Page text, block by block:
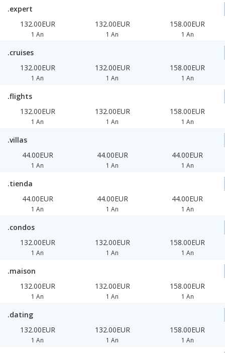
.expert
132.00EUR
1 An
132.00EUR
1 An
158.00EUR
1 An
.cruises
132.00EUR
1 An
132.00EUR
1 An
158.00EUR
1 An
.flights
132.00EUR
1 An
132.00EUR
1 An
158.00EUR
1 An
.villas
44.00EUR
1 An
44.00EUR
1 An
44.00EUR
1 An
.tienda
44.00EUR
1 An
44.00EUR
1 An
44.00EUR
1 An
.condos
132.00EUR
1 An
132.00EUR
1 An
158.00EUR
1 An
.maison
132.00EUR
1 An
132.00EUR
1 An
158.00EUR
1 An
.dating
132.00EUR
1 An
132.00EUR
1 An
158.00EUR
1 An